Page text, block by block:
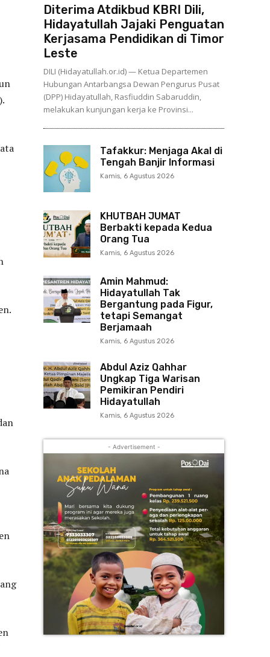
Diterima Atdikbud KBRI Dili,
Hidayatullah Jajaki Penguatan
Kerjasama Pendidikan di Timor
Leste
DILI (Hidayatullah.or.id) — Ketua Departemen
Hubungan Antarbangsa Dewan Pengurus Pusat
(DPP) Hidayatullah, Rasfiuddin Sabaruddin,
melakukan kunjungan kerja ke Provinsi...
Tafakkur: Menjaga Akal di
Tengah Banjir Informasi
Kamis, 6 Agustus 2026
KHUTBAH JUMAT
Berbakti kepada Kedua
Orang Tua
Kamis, 6 Agustus 2026
Amin Mahmud:
Hidayatullah Tak
Bergantung pada Figur,
tetapi Semangat
Berjamaah
Kamis, 6 Agustus 2026
Abdul Aziz Qahhar
Ungkap Tiga Warisan
Pemikiran Pendiri
Hidayatullah
Kamis, 6 Agustus 2026
- Advertisement -